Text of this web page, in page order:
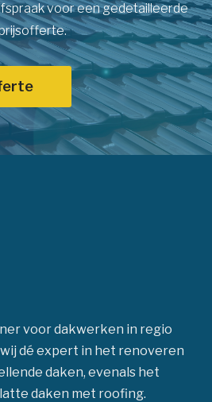
voor een gedetailleerde
voor dakwerken in regio
dé expert in het renoveren
daken, evenals het
daken met roofing.